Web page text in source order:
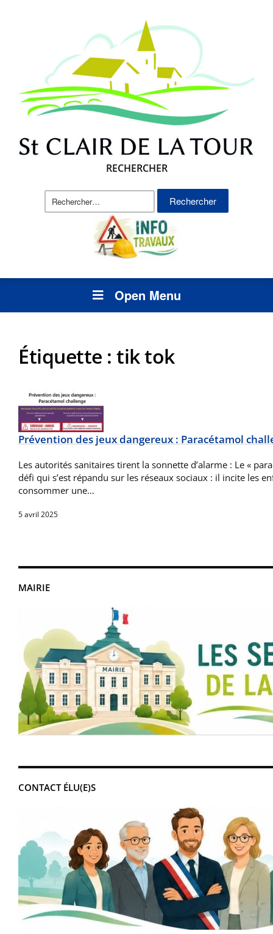
RECHERCHER
Rechercher :
Open Menu
MAIRIE
CONTACT ÉLU(E)S
Étiquette : tik tok
Prévention des jeux dangereux : Paracétamol
Les autorités sanitaires tirent la sonnette d’alarme : Le «
défi qui s’est répandu sur les réseaux sociaux : il incite les
consommer une…
5 avril 2025